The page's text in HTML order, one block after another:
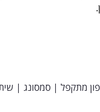
מתקפל | סמסונג |